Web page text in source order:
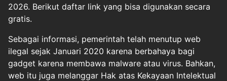
2026. Berikut daftar link yang bisa digunakan secara
gratis.
Sebagai informasi, pemerintah telah menutup web
ilegal sejak Januari 2020 karena berbahaya bagi
gadget karena membawa malware atau virus. Bahkan,
web itu juga melanggar Hak atas Kekayaan Intelektual